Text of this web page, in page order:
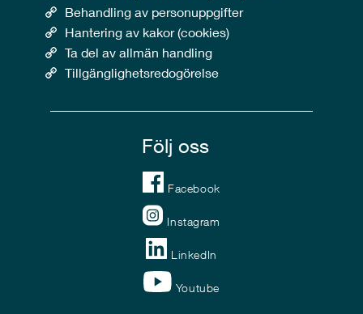
Behandling av personuppgifter
Hantering av kakor (cookies)
Ta del av allmän handling
Tillgänglighetsredogörelse
Följ oss
Facebook
Instagram
LinkedIn
Youtube